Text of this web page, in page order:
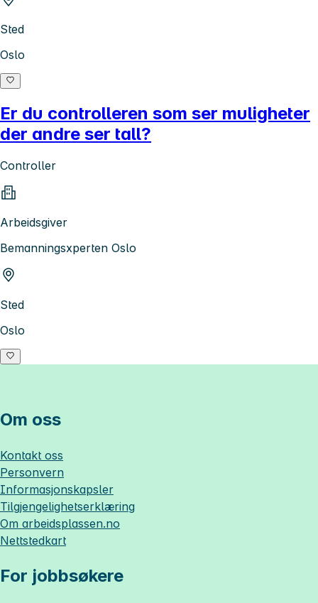
Sted
Oslo
Er du controlleren som ser muligheter
der andre ser tall?
Controller
Arbeidsgiver
Bemanningsxperten Oslo
Sted
Oslo
Om oss
Kontakt oss
Personvern
Informasjonskapsler
Tilgjengelighetserklæring
Om arbeidsplassen.no
Nettstedkart
For jobbsøkere